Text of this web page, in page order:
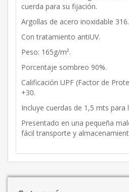
cuerda para su fijación.
Argollas de acero inoxidable 316.
Con tratamiento antiUV.
Peso: 165g/m².
Porcentaje sombreo 90%.
Calificación UPF (Factor de
+30.
Incluye cuerdas de 1,5 mts para
Presentado en una pequeña
fácil transporte y